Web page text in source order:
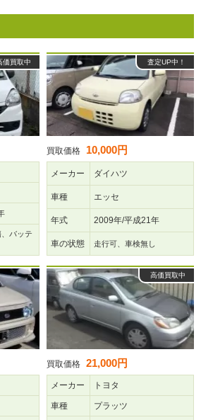
価買取中
バッテ
査定UP中！
買取価格 10,000円
メーカー ダイハツ
車種 エッセ
年式 2009年/平成21年
車の状態 走行可、車検無し
高価買取中
買取価格 21,000円
メーカー トヨタ
車種 プラッツ